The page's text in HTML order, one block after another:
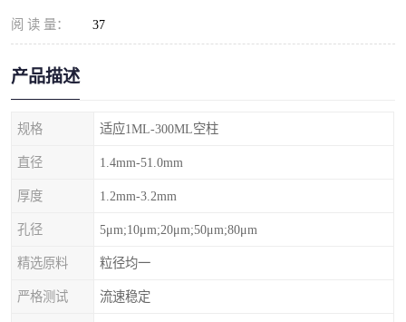
阅 读 量： 37
产品描述
规格 适应1ML-300ML空柱
直径 1.4mm-51.0mm
厚度 1.2mm-3.2mm
孔径 5μm;10μm;20μm;50μm;80μm
精选原料 粒径均一
严格测试 流速稳定